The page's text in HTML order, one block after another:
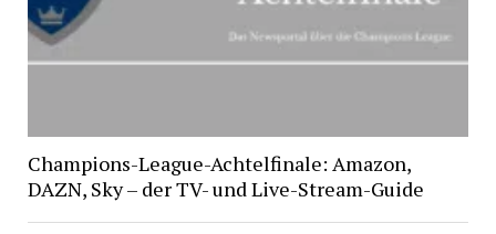
Champions-League-Achtelfinale: Amazon,
DAZN, Sky – der TV- und Live-Stream-Guide